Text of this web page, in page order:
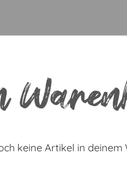
keine Artikel in deinem